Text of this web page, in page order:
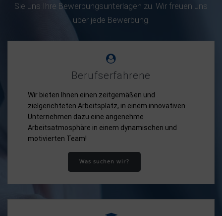
Sie uns Ihre Bewerbungsunterlagen zu. Wir freuen uns
über jede Bewerbung.
Berufserfahrene
Wir bieten Ihnen einen zeitgemäßen und
zielgerichteten Arbeitsplatz, in einem innovativen
Unternehmen dazu eine angenehme
Arbeitsatmosphäre in einem dynamischen und
motivierten Team!
Was suchen wir?